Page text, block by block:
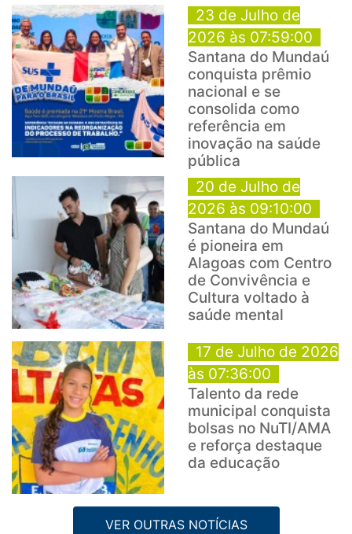
23 de Julho de
2026 às 07:59:00
Santana do Mundaú
conquista prêmio
nacional e se
consolida como
referência em
inovação na saúde
pública
20 de Julho de
2026 às 09:10:00
Santana do Mundaú
é pioneira em
Alagoas com Centro
de Convivência e
Cultura voltado à
saúde mental
17 de Julho de 2026
às 07:36:00
Talento da rede
municipal conquista
bolsas no NuTI/AMA
e reforça destaque
da educação
VER OUTRAS NOTÍCIAS